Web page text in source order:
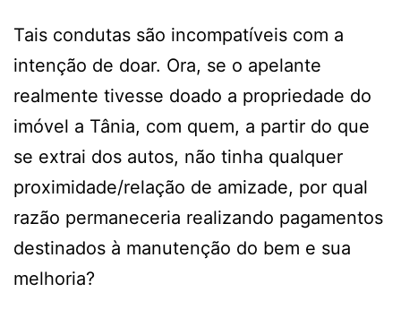
Tais condutas são incompatíveis com a
intenção de doar. Ora, se o apelante
realmente tivesse doado a propriedade do
imóvel a Tânia, com quem, a partir do que
se extrai dos autos, não tinha qualquer
proximidade/relação de amizade, por qual
razão permaneceria realizando pagamentos
destinados à manutenção do bem e sua
melhoria?